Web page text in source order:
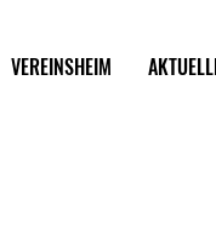
VEREINSHEIM